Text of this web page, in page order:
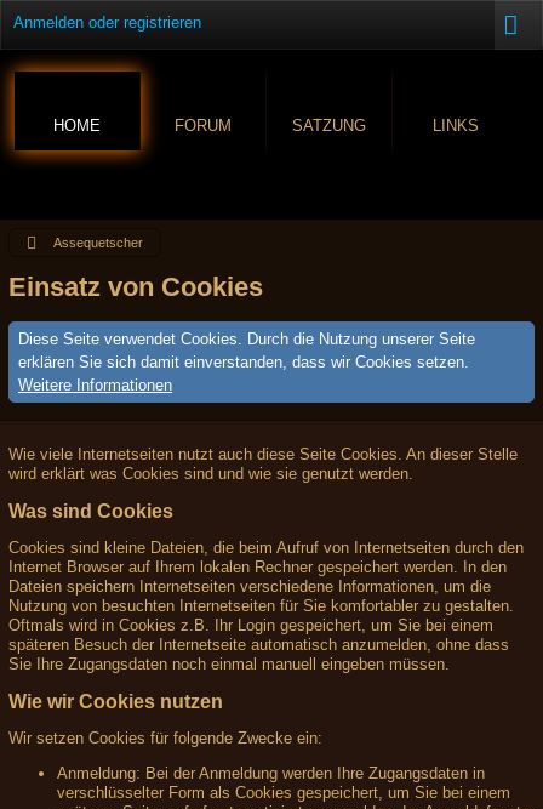
Anmelden oder registrieren
HOME FORUM SATZUNG LINKS
Assequetscher
Einsatz von Cookies
Diese Seite verwendet Cookies. Durch die Nutzung unserer Seite
erklären Sie sich damit einverstanden, dass wir Cookies setzen.
Weitere Informationen
Wie viele Internetseiten nutzt auch diese Seite Cookies. An dieser Stelle
wird erklärt was Cookies sind und wie sie genutzt werden.
Was sind Cookies
Cookies sind kleine Dateien, die beim Aufruf von Internetseiten durch den
Internet Browser auf Ihrem lokalen Rechner gespeichert werden. In den
Dateien speichern Internetseiten verschiedene Informationen, um die
Nutzung von besuchten Internetseiten für Sie komfortabler zu gestalten.
Oftmals wird in Cookies z.B. Ihr Login gespeichert, um Sie bei einem
späteren Besuch der Internetseite automatisch anzumelden, ohne dass
Sie Ihre Zugangsdaten noch einmal manuell eingeben müssen.
Wie wir Cookies nutzen
Wir setzen Cookies für folgende Zwecke ein:
Anmeldung: Bei der Anmeldung werden Ihre Zugangsdaten in
verschlüsselter Form als Cookies gespeichert, um Sie bei einem